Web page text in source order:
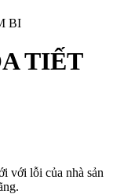
TIẾT
với lỗi của nhà sản